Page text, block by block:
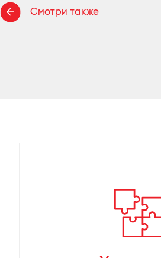
Смотри также